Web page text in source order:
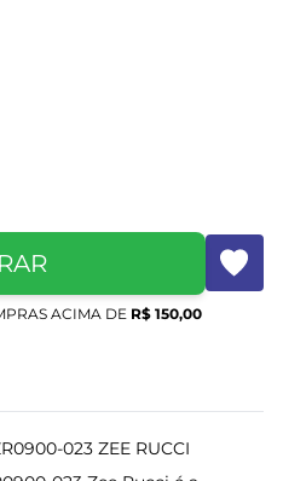
ACIMA DE R$ 150,00
023 ZEE RUCCI